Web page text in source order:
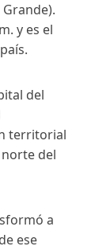
y es el
del
territorial
del
a
ese